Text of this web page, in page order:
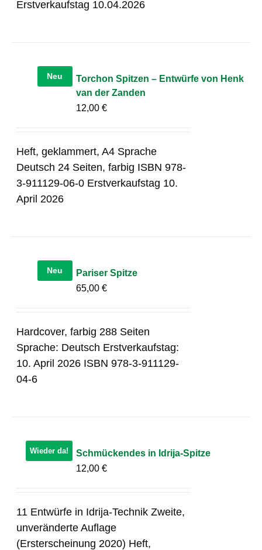
Erstverkaufstag 10.04.2026
Neu
Torchon Spitzen – Entwürfe von Henk
van der Zanden
12,00€
Heft, geklammert, A4 Sprache
Deutsch 24 Seiten, farbig ISBN 978-
3-911129-06-0 Erstverkaufstag 10.
April 2026
Neu
Pariser Spitze
65,00€
Hardcover, farbig 288 Seiten
Sprache: Deutsch Erstverkaufstag:
10. April 2026 ISBN 978-3-911129-
04-6
Wieder da!
Schmückendes in Idrija-Spitze
12,00€
11 Entwürfe in Idrija-Technik Zweite,
unveränderte Auflage
(Ersterscheinung 2020) Heft,